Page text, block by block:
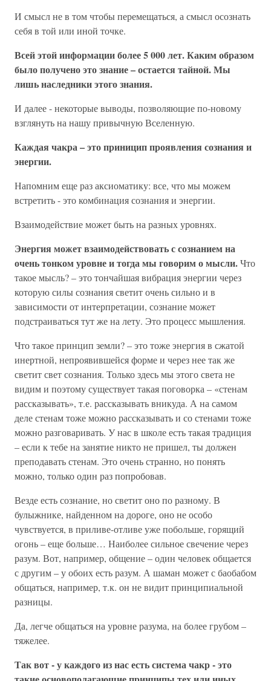
И смысл не в том чтобы перемещаться, а смысл осознать
себя в той или иной точке.
Всей этой информации более 5 000 лет. Каким образом
было получено это знание – остается тайной. Мы
лишь наследники этого знания.
И далее - некоторые выводы, позволяющие по-новому
взглянуть на нашу привычную Вселенную.
Каждая чакра – это приницип проявления сознания и
энергии.
Напомним еще раз аксиоматику: все, что мы можем
встретить - это комбинация сознания и энергии.
Взаимодействие может быть на разных уровнях.
Энергия может взаимодействовать с сознанием на
очень тонком уровне и тогда мы говорим о мысли.Что
такое мысль? – это тончайшая вибрация энергии через
которую силы сознания светит очень сильно и в
зависимости от интерпретации, сознание может
подстраиваться тут же на лету. Это процесс мышления.
Что такое принцип земли? – это тоже энергия в сжатой
инертной, непроявившейся форме и через нее так же
светит свет сознания. Только здесь мы этого света не
видим и поэтому существует такая поговорка – «стенам
рассказывать», т.е. рассказывать вникуда. А на самом
деле стенам тоже можно рассказывать и со стенами тоже
можно разговаривать. У нас в школе есть такая традиция
– если к тебе на занятие никто не пришел, ты должен
преподавать стенам. Это очень странно, но понять
можно, только один раз попробовав.
Везде есть сознание, но светит оно по разному. В
булыжнике, найденном на дороге, оно не особо
чувствуется, в приливе-отливе уже побольше, горящий
огонь – еще больше… Наиболее сильное свечение через
разум. Вот, например, общение – один человек общается
с другим – у обоих есть разум. А шаман может с баобабом
общаться, например, т.к. он не видит принципиальной
разницы.
Да, легче общаться на уровне разума, на более грубом –
тяжелее.
Так вот - у каждого из нас есть система чакр - это